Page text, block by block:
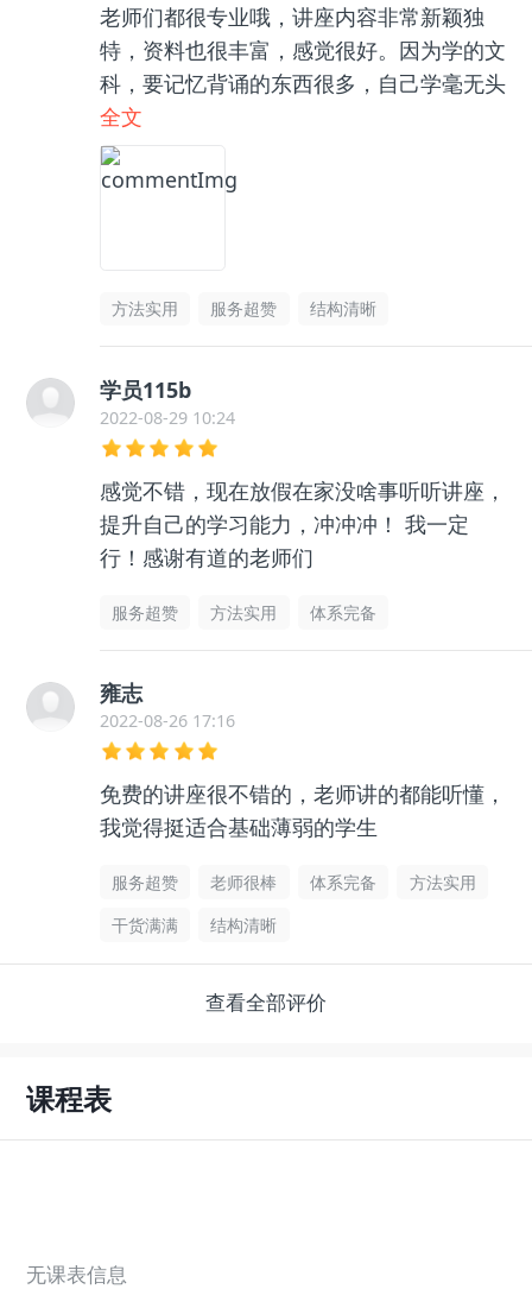
老师们都很专业哦，讲座内容非常新颖独
特，资料也很丰富，感觉很好。因为学的文
科，要记忆背诵的东西很多，自己学毫无头
绪，和咨询老师聊了之后收获很大，逻辑框
架清晰了很多，总之很推荐👍🏻
全文
方法实用 服务超赞 结构清晰
学员115b
2022-08-29 10:24
感觉不错，现在放假在家没啥事听听讲座，
提升自己的学习能力，冲冲冲！ 我一定
行！感谢有道的老师们
服务超赞 方法实用 体系完备
雍志
2022-08-26 17:16
免费的讲座很不错的，老师讲的都能听懂，
我觉得挺适合基础薄弱的学生
服务超赞 老师很棒 体系完备
方法实用
干货满满
结构清晰
查看全部评价
课程表
无课表信息